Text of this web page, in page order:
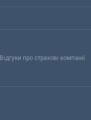
Відгуки про страхові компанії